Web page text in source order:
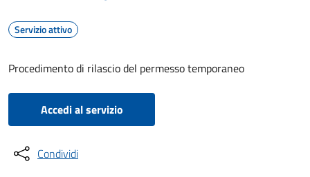
Servizio attivo
Procedimento di rilascio del permesso temporaneo
Accedi al servizio
Condividi